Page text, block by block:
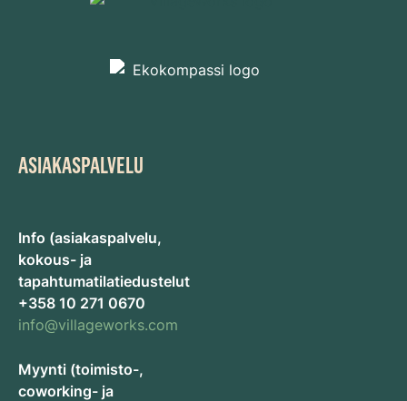
ASIAKASPALVELU
Info (asiakaspalvelu,
kokous- ja
tapahtumatilatiedustelut
+358 10 271 0670
info@villageworks.com
Myynti (toimisto-,
coworking- ja